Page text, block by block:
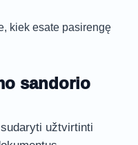
kiek esate pasirengę
sandorio
užtvirtinti